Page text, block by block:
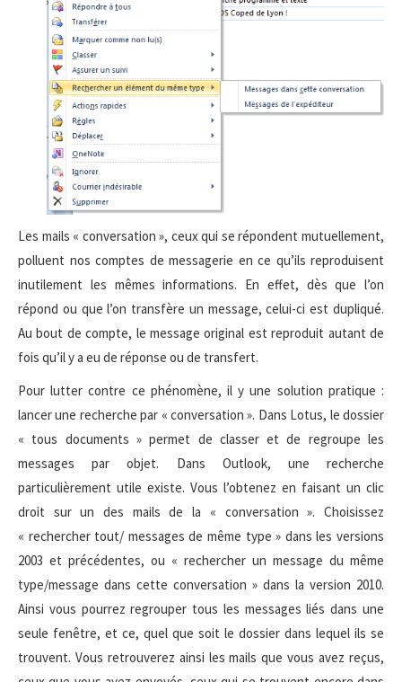
Les mails « conversation », ceux qui se répondent mutuellement,
polluent nos comptes de messagerie en ce qu’ils reproduisent
inutilement les mêmes informations. En effet, dès que l’on
répond ou que l’on transfère un message, celui-ci est dupliqué.
Au bout de compte, le message original est reproduit autant de
fois qu’il y a eu de réponse ou de transfert.
Pour lutter contre ce phénomène, il y une solution pratique :
lancer une recherche par « conversation ». Dans Lotus, le dossier
« tous documents » permet de classer et de regroupe les
messages par objet. Dans Outlook, une recherche
particulièrement utile existe. Vous l’obtenez en faisant un clic
droit sur un des mails de la « conversation ». Choisissez
« rechercher tout/ messages de même type » dans les versions
2003 et précédentes, ou « rechercher un message du même
type/message dans cette conversation » dans la version 2010.
Ainsi vous pourrez regrouper tous les messages liés dans une
seule fenêtre, et ce, quel que soit le dossier dans lequel ils se
trouvent. Vous retrouverez ainsi les mails que vous avez reçus,